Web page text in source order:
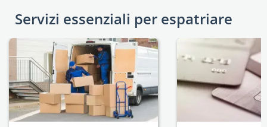
Servizi essenziali per espatriare